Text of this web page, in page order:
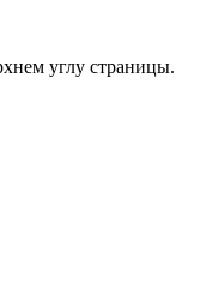
углу страницы.